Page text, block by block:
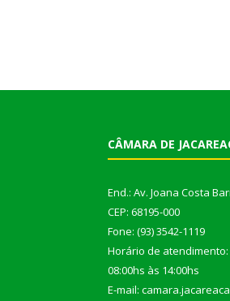
CÂMARA DE
End.: Av. Joana Costa
CEP: 68195-000
Fone: (93) 3542-1119
Horário de
08:00hs às 14:00hs
E-mail: